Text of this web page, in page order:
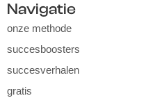
Navigatie
onze methode
succesboosters
succesverhalen
gratis